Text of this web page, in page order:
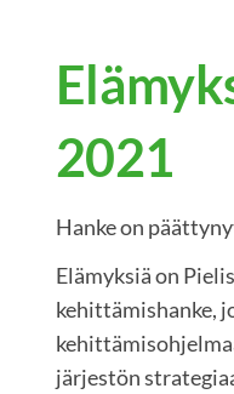
2021
Hanke on
Elämyksiä on
kehittämishanke,
järjestön